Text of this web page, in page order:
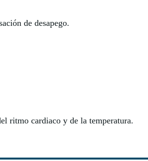
de desapego.
ritmo cardiaco y de la temperatura.